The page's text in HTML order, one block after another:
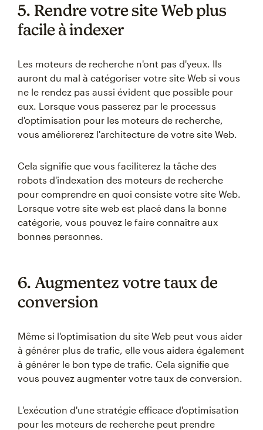
5. Rendre votre site Web plus
facile à indexer
Les moteurs de recherche n'ont pas d'yeux. Ils
auront du mal à catégoriser votre site Web si vous
ne le rendez pas aussi évident que possible pour
eux. Lorsque vous passerez par le processus
d'optimisation pour les moteurs de recherche,
vous améliorerez l'architecture de votre site Web.
Cela signifie que vous faciliterez la tâche des
robots d'indexation des moteurs de recherche
pour comprendre en quoi consiste votre site Web.
Lorsque votre site web est placé dans la bonne
catégorie, vous pouvez le faire connaître aux
bonnes personnes.
6. Augmentez votre taux de
conversion
Même si l'optimisation du site Web peut vous aider
à générer plus de trafic, elle vous aidera également
à générer le bon type de trafic. Cela signifie que
vous pouvez augmenter votre taux de conversion.
L'exécution d'une stratégie efficace d'optimisation
pour les moteurs de recherche peut prendre